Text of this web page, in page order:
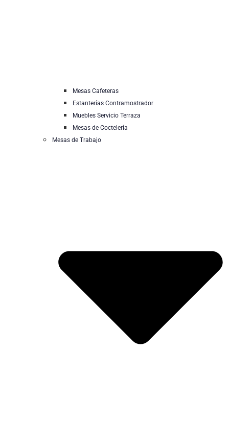
Mesas Cafeteras
Estanterías Contramostrador
Muebles Servicio Terraza
Mesas de Coctelería
Mesas de Trabajo